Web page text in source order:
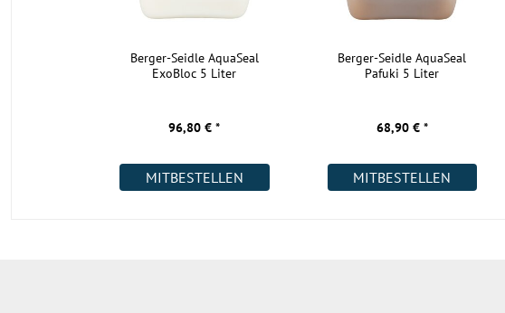
verfärbt es sich und bekommt einen braunen, bis dunkelbraunen oder schwarzen
Farbvariationen, die dem Parkett ein lebendiges Aussehen verleihen. Aber nicht
nur das Aussehen ändert sich durch diesen Prozess. Das Holz der Eiche wird
und erst nach der Verlegung durch das Schleifen und die
Endbehandlung seine wahre Schönheit entfaltet, versenden wir für
Berger-Seidle AquaSeal
ExoBloc 5 Liter
96,80 € *
MITBESTELLEN
Berger-Seidle AquaSeal
Pafuki 5 Liter
68,90 € *
MITBESTELLEN